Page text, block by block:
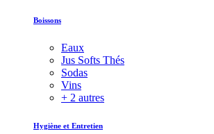
Boissons
Eaux
Jus Softs Thés
Sodas
Vins
+ 2 autres
Hygiène et Entretien